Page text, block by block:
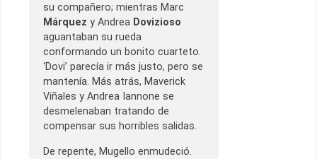
su compañero; mientras Marc
Márquez y Andrea Dovizioso
aguantaban su rueda
conformando un bonito cuarteto.
‘Dovi’ parecía ir más justo, pero se
mantenía. Más atrás, Maverick
Viñales y Andrea Iannone se
desmelenaban tratando de
compensar sus horribles salidas.
De repente, Mugello enmudeció.